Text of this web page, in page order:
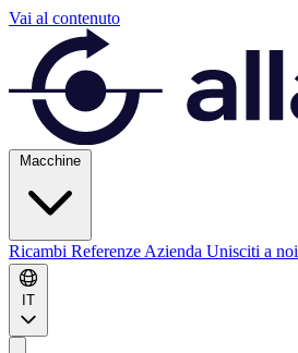
Vai al contenuto
Macchine
Ricambi Referenze Azienda Unisciti a noi
IT